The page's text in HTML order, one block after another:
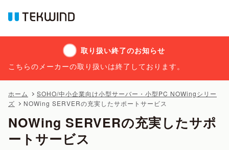
取り扱い終了のお知らせ
こちらのメーカーの取り扱いは終了しております。
ホーム
SOHO/中小企業向け小型サーバー・小型PC NOWingシリー
ズ
NOWing SERVERの充実したサポートサービス
NOWing SERVERの充実したサポ
ートサービス